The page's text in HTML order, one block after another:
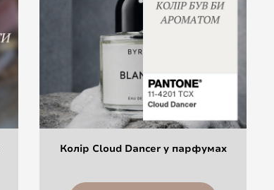
Колір Cloud Dancer у парфумах